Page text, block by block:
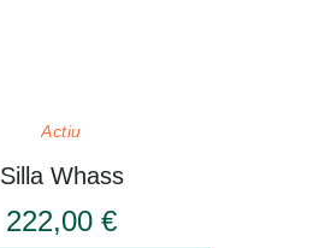
Actiu
Silla Whass
222,00 €